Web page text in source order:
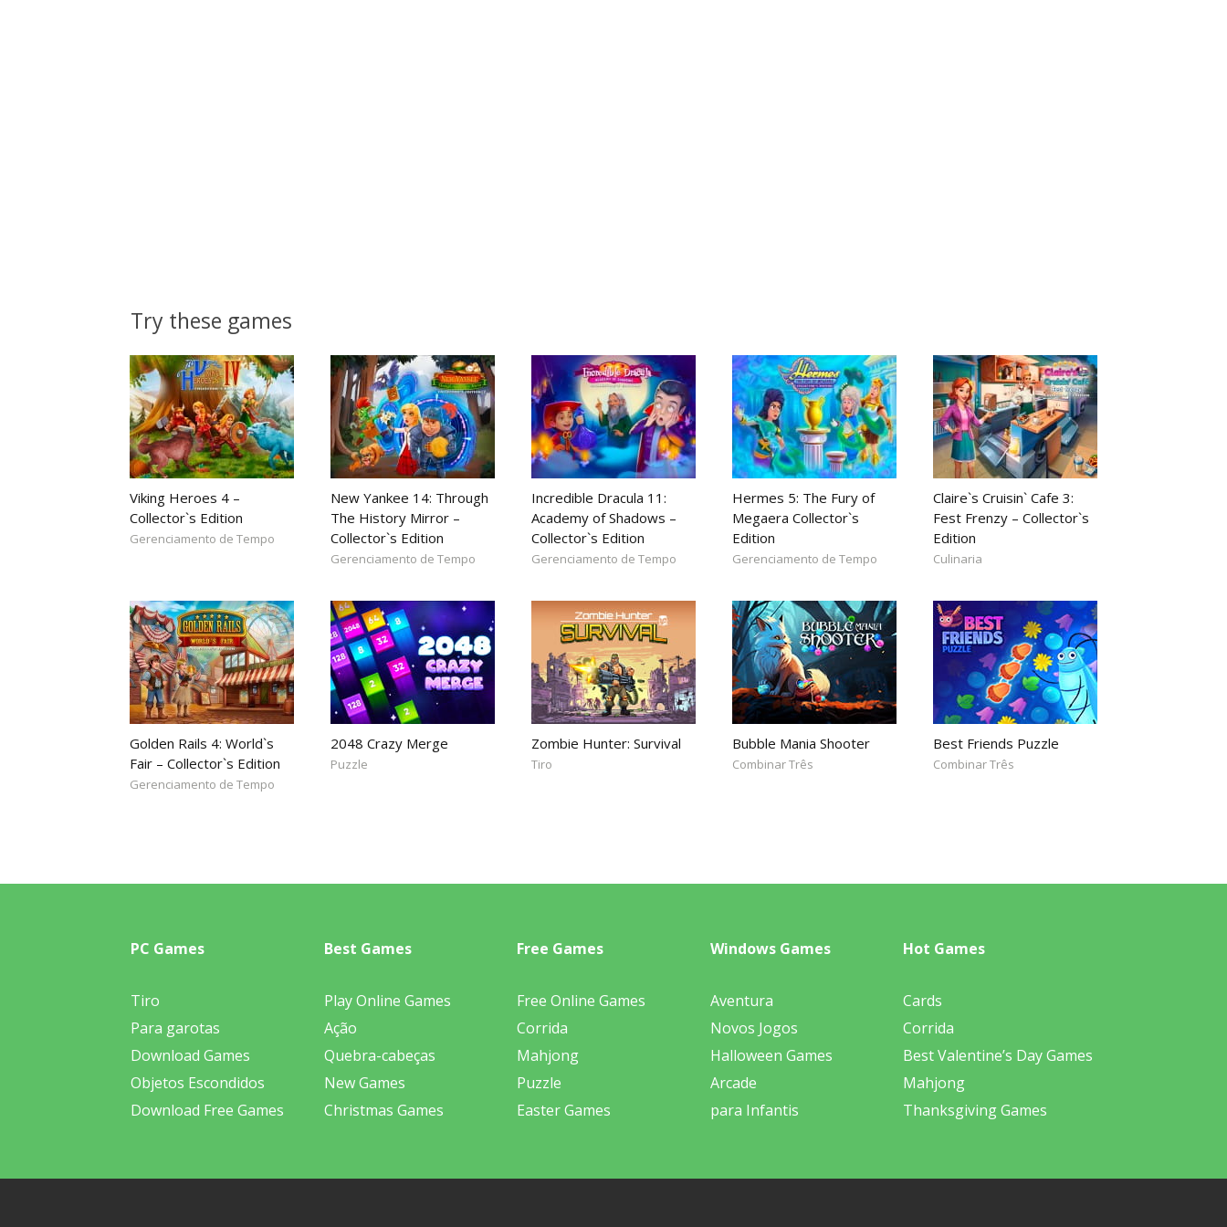
Try these games
Viking Heroes 4 –
Collector`s Edition
Gerenciamento de Tempo
New Yankee 14: Through
The History Mirror –
Collector`s Edition
Gerenciamento de Tempo
Incredible Dracula 11:
Academy of Shadows –
Collector`s Edition
Gerenciamento de Tempo
Hermes 5: The Fury of
Megaera Collector`s
Edition
Gerenciamento de Tempo
Claire`s Cruisin` Cafe 3:
Fest Frenzy – Collector`s
Edition
Culinaria
Golden Rails 4: World`s
Fair – Collector`s Edition
Gerenciamento de Tempo
2048 Crazy Merge
Puzzle
Zombie Hunter: Survival
Tiro
Bubble Mania Shooter
Combinar Três
Best Friends Puzzle
Combinar Três
PC Games
Tiro
Para garotas
Download Games
Objetos Escondidos
Download Free Games
Best Games
Play Online Games
Ação
Quebra-cabeças
New Games
Christmas Games
Free Games
Free Online Games
Corrida
Mahjong
Puzzle
Easter Games
Windows Games
Aventura
Novos Jogos
Halloween Games
Arcade
para Infantis
Hot Games
Cards
Corrida
Best Valentine’s Day Games
Mahjong
Thanksgiving Games